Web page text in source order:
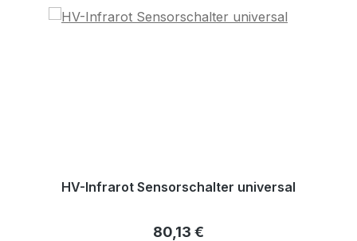
HV-Infrarot Sensorschalter universal
Regulärer Preis:
80,13 €